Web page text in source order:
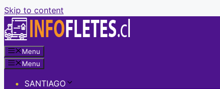
Skip to content
Menu
Menu
SANTIAGO